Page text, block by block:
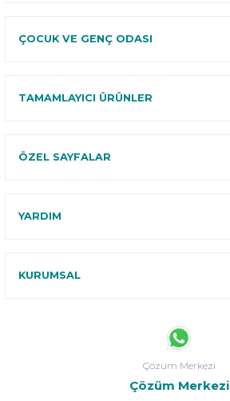
ÇOCUK VE GENÇ ODASI
TAMAMLAYICI ÜRÜNLER
ÖZEL SAYFALAR
YARDIM
KURUMSAL
Çözüm Merkezi
Çözüm Merkezi